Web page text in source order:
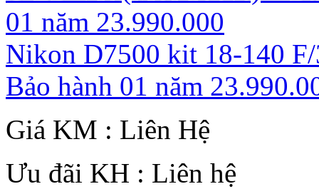
Nikon D7500 kit 18-140
Bảo hành 01 năm
Giá KM : Liên Hệ
Ưu đãi KH : Liên hệ